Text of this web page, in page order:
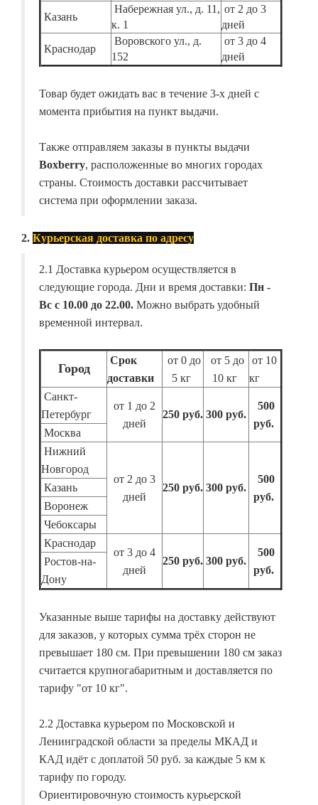
Казань
Набережная ул., д. 11,
к. 1
от 2 до 3
дней
Краснодар
Воровского ул., д.
152
от 3 до 4
дней
Товар будет ожидать вас в течение 3-х дней с
момента прибытия на пункт выдачи.
Также отправляем заказы в пункты выдачи
Boxberry, расположенные во многих городах
страны. Стоимость доставки рассчитывает
система при оформлении заказа.
2. Курьерская доставка по адресу
2.1 Доставка курьером осуществляется в
следующие города. Дни и время доставки: Пн -
Вс с 10.00 до 22.00. Можно выбрать удобный
временной интервал.
Город
Срок
доставки
от 0 до
5 кг
от 5 до
10 кг
от 10
кг
Санкт-
Петербург
от 1 до 2
дней
250 руб. 300 руб.
500
руб.
Москва
Нижний
Новгород
от 2 до 3
дней
250 руб. 300 руб.
500
руб.
Казань
Воронеж
Чебоксары
Краснодар
от 3 до 4
дней
250 руб. 300 руб.
500
руб.
Ростов-на-
Дону
Указанные выше тарифы на доставку действуют
для заказов, у которых сумма трёх сторон не
превышает 180 см. При превышении 180 см заказ
считается крупногабаритным и доставляется по
тарифу "от 10 кг".
2.2 Доставка курьером по Московской и
Ленинградской области за пределы МКАД и
КАД идёт с доплатой 50 руб. за каждые 5 км к
тарифу по городу.
Ориентировочную стоимость курьерской